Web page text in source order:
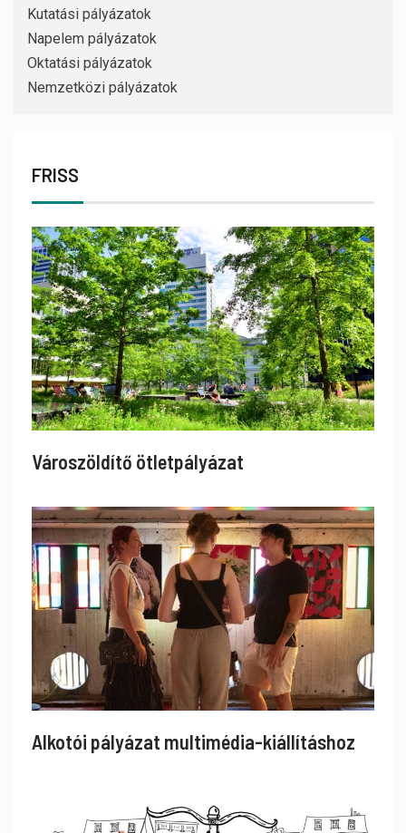
Kutatási pályázatok
Napelem pályázatok
Oktatási pályázatok
Nemzetközi pályázatok
FRISS
Városzöldítő ötletpályázat
Alkotói pályázat multimédia-kiállításhoz